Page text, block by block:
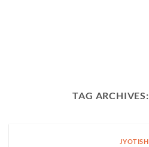
TAG ARCHIVES:
JYOTISH